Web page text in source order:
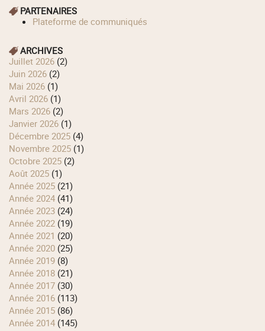
PARTENAIRES
Plateforme de communiqués
ARCHIVES
juillet 2026 (2)
juin 2026 (2)
mai 2026 (1)
avril 2026 (1)
mars 2026 (2)
janvier 2026 (1)
décembre 2025 (4)
novembre 2025 (1)
octobre 2025 (2)
août 2025 (1)
année 2025 (21)
année 2024 (41)
année 2023 (24)
année 2022 (19)
année 2021 (20)
année 2020 (25)
année 2019 (8)
année 2018 (21)
année 2017 (30)
année 2016 (113)
année 2015 (86)
année 2014 (145)